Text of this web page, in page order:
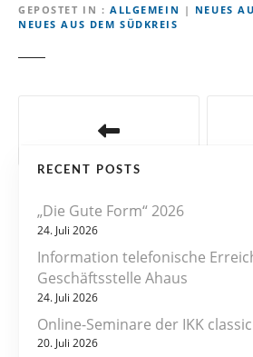
GEPOSTET IN ALLGEMEIN | NEUES
NEUES AUS DEM SÜDKREIS
RECENT POSTS
„Die Gute Form“ 2026
24. Juli 2026
Information telefonische
Geschäftsstelle Ahaus
24. Juli 2026
Online-Seminare der IKK
20. Juli 2026